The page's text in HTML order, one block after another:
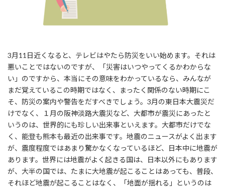
3月11日近くなると、テレビはやたら防災をいい始めます。それは
悪いことではないのですが、「災害はいつやってくるかわからな
い」のですから、本当にその意味をわかっているなら、みんなが
まだ覚えているこの時期ではなく、まったく関係のない時期にこ
そ、防災の案内や警告をだすべきでしょう。3月の東日本大震災だ
けでなく、１月の阪神淡路大震災など、大都市が震災にあったと
いうのは、世界的にも珍しい出来事といえます。大都市だけでな
く、能登も熊本も最近の出来事です。地震のニュースがよく出ます
が、震度程度ではあまり驚かなくなっているほど、日本中に地震が
あります。世界には地震がよく起きる国は、日本以外にもあります
が、大半の国では、たまに大地震が起こることはあっても、普段、
それほど地震が起こることはなく、「地面が揺れる」というのは